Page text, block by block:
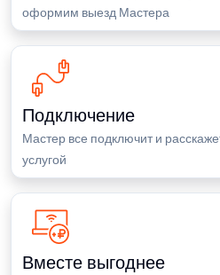
оформим выезд Мастера
Подключение
Мастер все подключит и
услугой
Вместе выгоднее